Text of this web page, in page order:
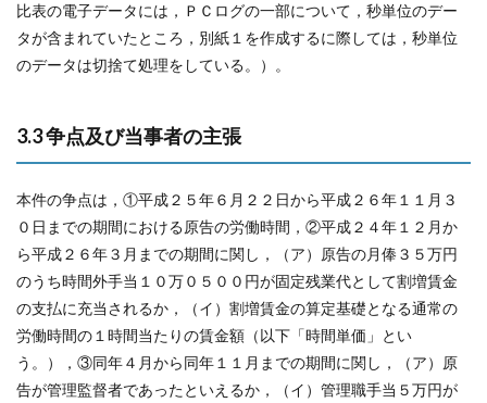
比表の電子データには，ＰＣログの一部について，秒単位のデー
タが含まれていたところ，別紙１を作成するに際しては，秒単位
のデータは切捨て処理をしている。）。
3.3 争点及び当事者の主張
本件の争点は，①平成２５年６月２２日から平成２６年１１月３
０日までの期間における原告の労働時間，②平成２４年１２月か
ら平成２６年３月までの期間に関し，（ア）原告の月俸３５万円
のうち時間外手当１０万０５００円が固定残業代として割増賃金
の支払に充当されるか，（イ）割増賃金の算定基礎となる通常の
労働時間の１時間当たりの賃金額（以下「時間単価」とい
う。），③同年４月から同年１１月までの期間に関し，（ア）原
告が管理監督者であったといえるか，（イ）管理職手当５万円が